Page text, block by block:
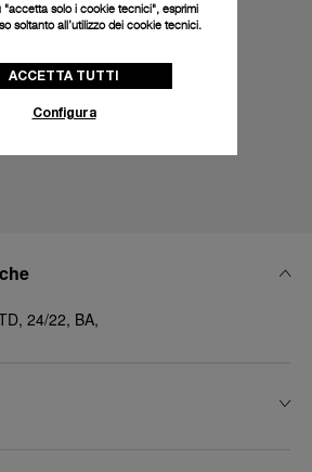
24/22, BA,
"accetta solo i cookie tecnici", esprimi
soltanto all’utilizzo dei cookie tecnici.
ACCETTA TUTTI
Configura